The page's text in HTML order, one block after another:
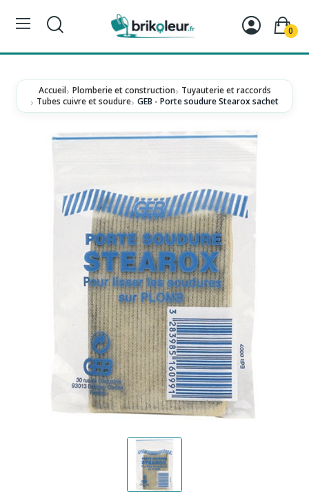
0
Accueil Plomberie et construction
Tuyauterie et raccords
Tubes cuivre et soudure GEB - Porte soudure Stearox sachet